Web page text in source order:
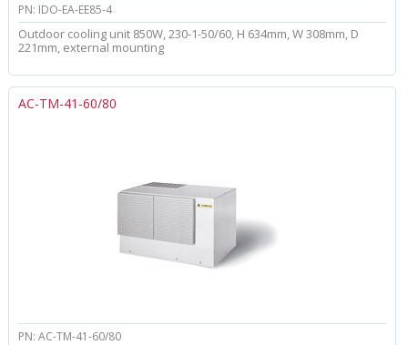
PN: IDO-EA-EE85-4
Outdoor cooling unit 850W, 230-1-50/60, H 634mm, W 308mm, D
221mm, external mounting
AC-TM-41-60/80
PN: AC-TM-41-60/80